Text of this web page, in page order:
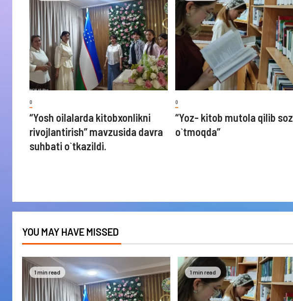
0
“Yosh oilalarda kitobxonlikni
rivojlantirish” mavzusida davra
suhbati o`tkazildi.
0
“Yoz- kitob mutola qilib soz
o`tmoqda”
YOU MAY HAVE MISSED
1 min read 1 min read